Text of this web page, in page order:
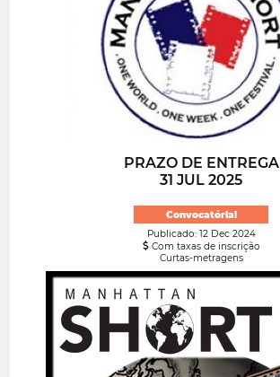
PRAZO DE ENTREGA
31 JUL 2025
Convocatória!
Publicado: 12 Dec 2024
Com taxas de inscrição
Curtas-metragens